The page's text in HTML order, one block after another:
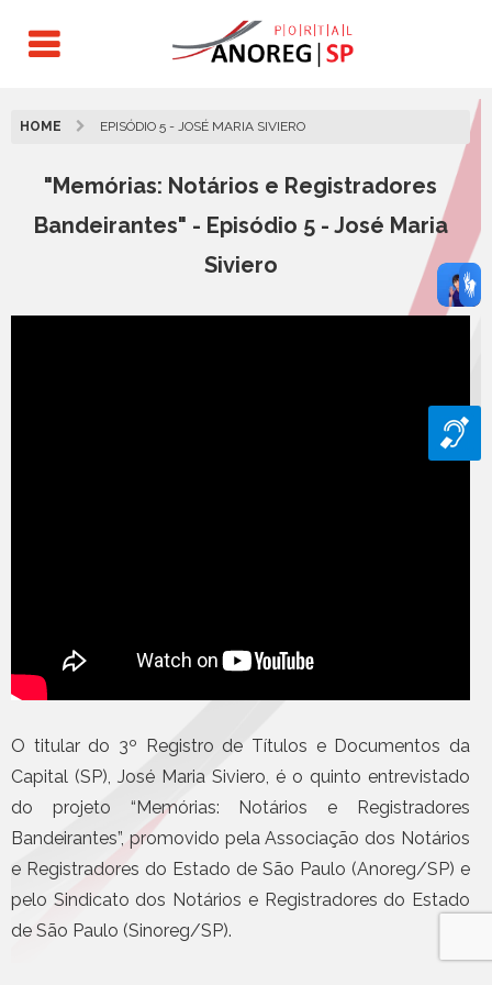
HOME EPISÓDIO 5 - JOSÉ MARIA SIVIERO
"Memórias: Notários e Registradores
Bandeirantes" - Episódio 5 - José Maria
Siviero
O titular do 3º Registro de Títulos e Documentos da
Capital (SP), José Maria Siviero, é o quinto entrevistado
do projeto “Memórias: Notários e Registradores
Bandeirantes”, promovido pela Associação dos Notários
e Registradores do Estado de São Paulo (Anoreg/SP) e
pelo Sindicato dos Notários e Registradores do Estado
de São Paulo (Sinoreg/SP).